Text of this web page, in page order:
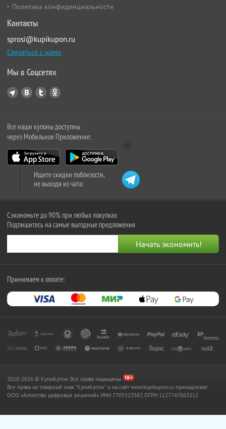
Политика конфиденциальности
Контакты
sprosi@kupikupon.ru
Связаться с нами
Мы в Соцсетях
Все наши купоны доступны
через Мобильное Приложение:
Ищите скидки поблизости,
не выходя из чата:
Сэкономьте до 90% при любых покупках
Подпишитесь на самые выгодные предложения
Принимаем к оплате:
2010-2026 © КупиКупон. Все права защищены.
Все права на товарный знак "КупиКупон" и на сайт www.kupikupon.ru принадлежат
OOO «Агентство цифровых решений» ИНН 7705523387, ОГРН 1127747063212